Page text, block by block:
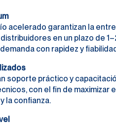
acelerado garantizan la
en un plazo de
con rapidez y
soporte práctico y
con el fin de maximizar el
la confianza.